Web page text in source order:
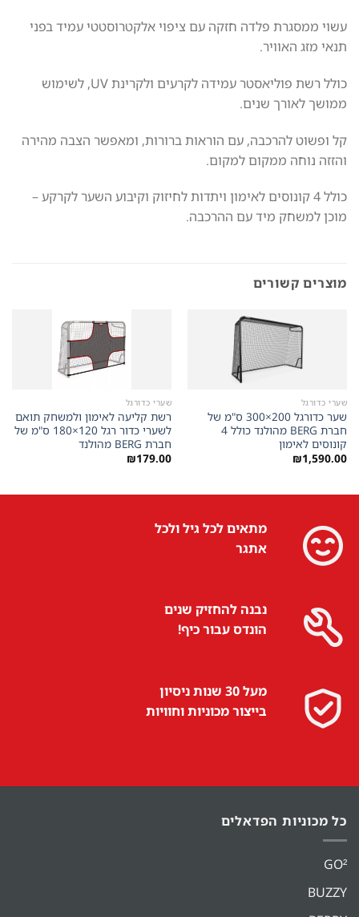
עשוי ממסגרת פלדה חזקה עם ציפוי אלקטרוסטטי עמיד בפני
תנאי מזג האוויר.
כולל רשת פוליאסטר עמידה לקרעים ולקרינת UV, לשימוש
ממושך לאורך שנים.
קל ופשוט להרכבה, עם הוראות ברורות, ומאפשר הצבה מהירה
והזזה נוחה ממקום למקום.
כולל 4 קונוסים לאימון ויתדות לחיזוק וקיבוע השער לקרקע –
מוכן למשחק מיד עם ההרכבה.
מוצרים קשורים
שערי כדורגל
שער כדורגל 200×300 ס"מ של
חברת BERG מהולנד כולל 4
קונוסים לאימון
₪1,590.00
שערי כדורגל
רשת קליעה לאימון ולמשחק תואם
לשערי כדור רגל 120×180 ס"מ של
חברת BERG מהולנד
₪179.00
מתאים לכל גיל ולכל
אתגר
נבנה להחזיק שנים
הונדס עבור כיף!
מעל 30 שנות ניסיון
בייצור מכוניות וחוויות
כל מכוניות הפדאלים
GO²
BUZZY